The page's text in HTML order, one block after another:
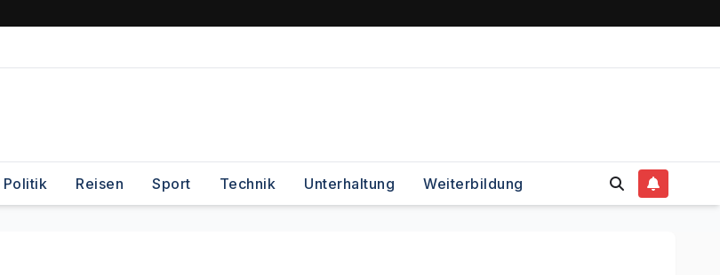
Politik Reisen Sport Technik Unterhaltung Weiterbildung